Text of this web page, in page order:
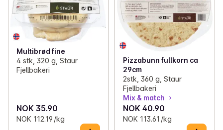
Multibrød fine
4 stk, 320 g, Staur
Fjellbakeri
NOK 35.90
NOK 112.19 /kg
Pizzabunn fullkorn ca
29cm
2stk, 360 g, Staur
Fjellbakeri
Mix & match
NOK 40.90
NOK 113.61 /kg